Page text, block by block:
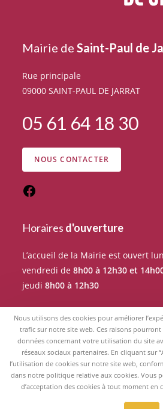
Mairie deSaint-Paul de
Rue principale
09000 SAINT-PAUL DE JARRAT
05 61 64 18 30
NOUS CONTACTER
Horaires d'ouverture
L’accueil de la Mairie est ouvert
vendredi de8h00 à 12h30 et
jeudi8h00 à 12h30
municipal, merci de prendre RDV
la Mairie.
Nous utilisons des cookies pour améliorer
trafic sur notre site web. Ces raisons
données concernant votre utilisation du site
réseaux sociaux partenaires. En cliquant sur
l’utilisation de cookies sur notre site web,
dans notre politique relative aux cookies. Vous
d’acceptation des cookies à tout moment en